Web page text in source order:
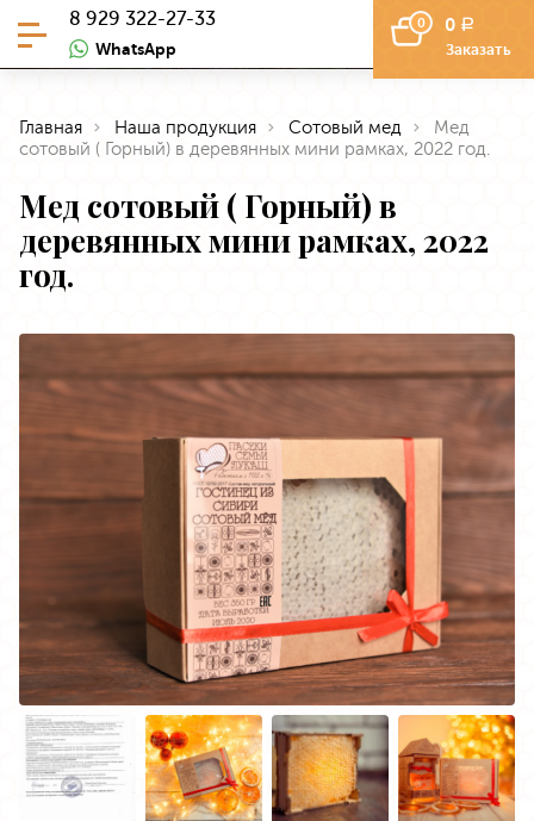
8 929 322-27-33
WhatsApp
0 0 a
Заказать
Главная Наша продукция Сотовый мед
Мед
сотовый ( Горный) в деревянных мини рамках, 2022 год.
Мед сотовый ( Горный) в
деревянных мини рамках, 2022
год.